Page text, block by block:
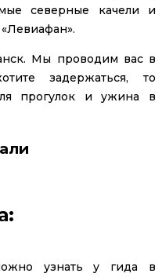
северные качели и
Мы проводим вас в
задержаться, то
прогулок и ужина в
узнать у гида в